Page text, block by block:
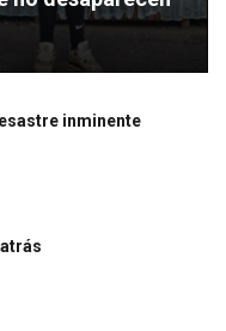
inminente